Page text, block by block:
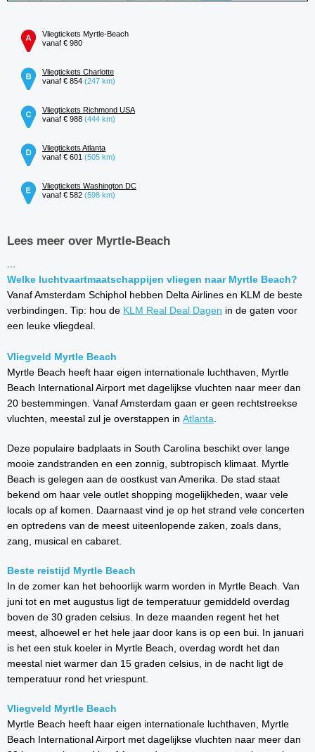
Vliegtickets Myrtle-Beach
vanaf € 980
Vliegtickets Charlotte
vanaf € 854 (247 km)
Vliegtickets Richmond USA
vanaf € 988 (444 km)
Vliegtickets Atlanta
vanaf € 601 (505 km)
Vliegtickets Washington DC
vanaf € 582 (598 km)
Lees meer over Myrtle-Beach
...
Welke luchtvaartmaatschappijen vliegen naar Myrtle Beach?
Vanaf Amsterdam Schiphol hebben Delta Airlines en KLM de beste
verbindingen. Tip: hou de KLM Real Deal Dagen in de gaten voor
een leuke vliegdeal.
Vliegveld Myrtle Beach
Myrtle Beach heeft haar eigen internationale luchthaven, Myrtle
Beach International Airport met dagelijkse vluchten naar meer dan
20 bestemmingen. Vanaf Amsterdam gaan er geen rechtstreekse
vluchten, meestal zul je overstappen in Atlanta.
Deze populaire badplaats in South Carolina beschikt over lange
mooie zandstranden en een zonnig, subtropisch klimaat. Myrtle
Beach is gelegen aan de oostkust van Amerika. De stad staat
bekend om haar vele outlet shopping mogelijkheden, waar vele
locals op af komen. Daarnaast vind je op het strand vele concerten
en optredens van de meest uiteenlopende zaken, zoals dans,
zang, musical en cabaret.
Beste reistijd Myrtle Beach
In de zomer kan het behoorlijk warm worden in Myrtle Beach. Van
juni tot en met augustus ligt de temperatuur gemiddeld overdag
boven de 30 graden celsius. In deze maanden regent het het
meest, alhoewel er het hele jaar door kans is op een bui. In januari
is het een stuk koeler in Myrtle Beach, overdag wordt het dan
meestal niet warmer dan 15 graden celsius, in de nacht ligt de
temperatuur rond het vriespunt.
Vliegveld Myrtle Beach
Myrtle Beach heeft haar eigen internationale luchthaven, Myrtle
Beach International Airport met dagelijkse vluchten naar meer dan